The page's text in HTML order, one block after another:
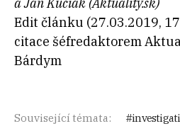
a Ján Kuciak (Aktuality.sk)
Edit článku (27.03.2019,
citace šéfredaktorem
Bárdym
Související témata: